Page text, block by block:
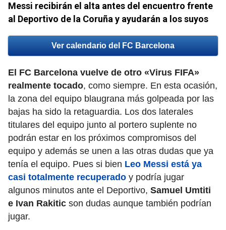
Messi recibirán el alta antes del encuentro frente
al Deportivo de la Coruña y ayudarán a los suyos
Ver calendario del FC Barcelona
El FC Barcelona vuelve de otro «Virus FIFA»
realmente tocado, como siempre. En esta ocasión,
la zona del equipo blaugrana más golpeada por las
bajas ha sido la retaguardia. Los dos laterales
titulares del equipo junto al portero suplente no
podrán estar en los próximos compromisos del
equipo y además se unen a las otras dudas que ya
tenía el equipo. Pues si bien Leo Messi está ya
casi totalmente recuperado y podría jugar
algunos minutos ante el Deportivo, Samuel Umtiti
e Ivan Rakitic son dudas aunque también podrían
jugar.